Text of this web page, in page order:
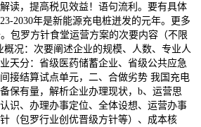
读，提高税见效益！语句流利。要有具体
2030年是新能源充电桩迸发的元年。更多
包罗方针食堂运营方案的次要内容（不限
概况：次要阐述企业的规模、人数、专业人
天分：省级医药储蓄企业、省级公共应急
接结算试点单元，二、合做劣势 我国充电
保有量，解析企业办理现状，b、运营思
识、办理办事定位、全体设想、运营办事
（包罗行业创优晋级方针等）、成本核